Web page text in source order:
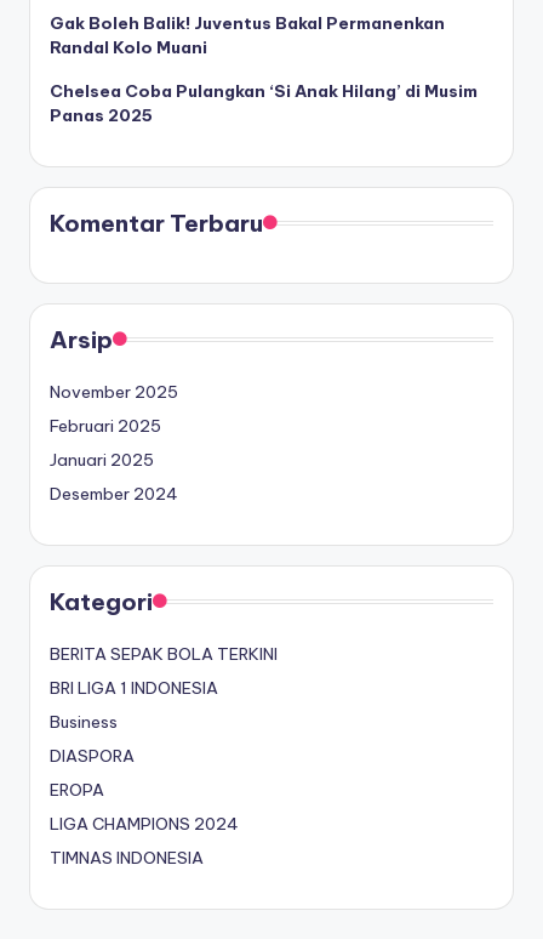
Gak Boleh Balik! Juventus Bakal Permanenkan
Randal Kolo Muani
Chelsea Coba Pulangkan ‘Si Anak Hilang’ di Musim
Panas 2025
Komentar Terbaru
Arsip
November 2025
Februari 2025
Januari 2025
Desember 2024
Kategori
BERITA SEPAK BOLA TERKINI
BRI LIGA 1 INDONESIA
Business
DIASPORA
EROPA
LIGA CHAMPIONS 2024
TIMNAS INDONESIA